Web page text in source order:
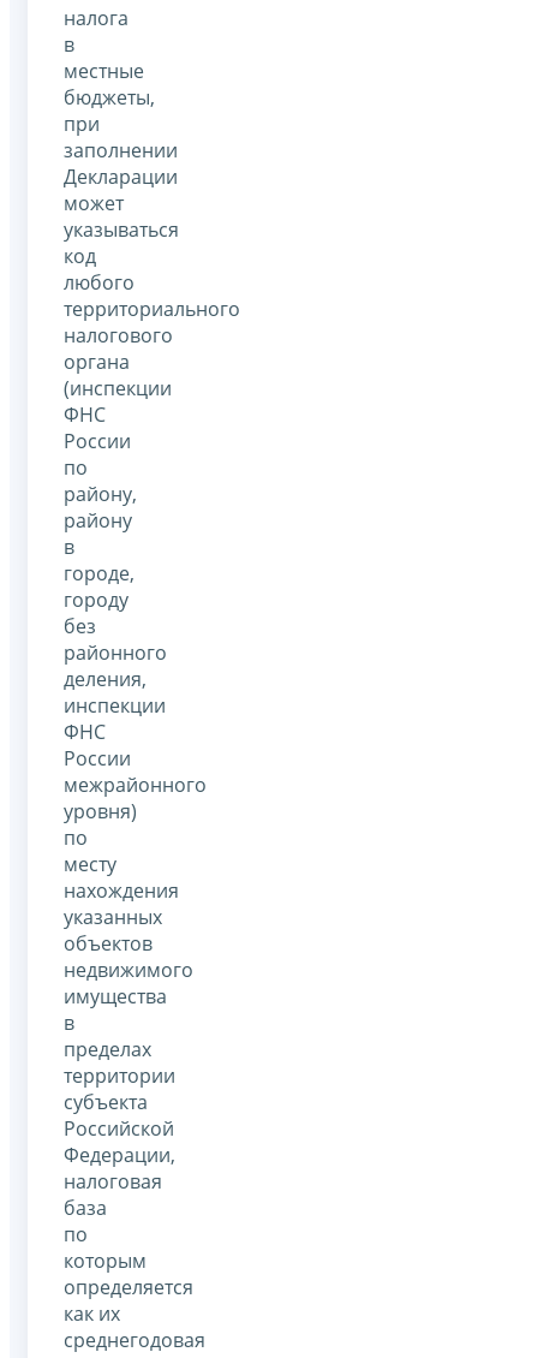
налога
в
местные
бюджеты,
при
заполнении
Декларации
может
указываться
код
любого
территориального
налогового
органа
(инспекции
ФНС
России
по
району,
району
в
городе,
городу
без
районного
деления,
инспекции
ФНС
России
межрайонного
уровня)
по
месту
нахождения
указанных
объектов
недвижимого
имущества
в
пределах
территории
субъекта
Российской
Федерации,
налоговая
база
по
которым
определяется
как их
среднегодовая